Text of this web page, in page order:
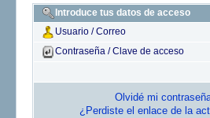
Introduce tus datos de acceso
Usuario / Correo
Contraseña / Clave de acceso
Olvidé mi
¿Perdiste el enlace de la